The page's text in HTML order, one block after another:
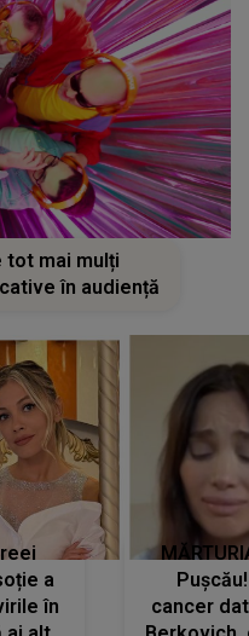
tot mai mulți
în audiență
a
în
cancer